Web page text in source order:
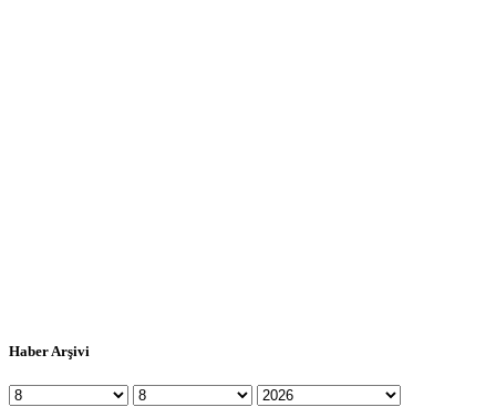
Haber Arşivi